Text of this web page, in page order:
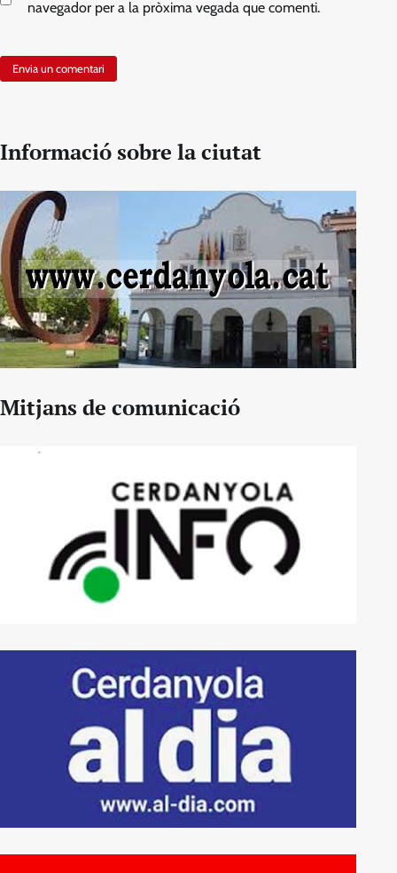
navegador per a la pròxima vegada que comenti.
Informació sobre la ciutat
Mitjans de comunicació